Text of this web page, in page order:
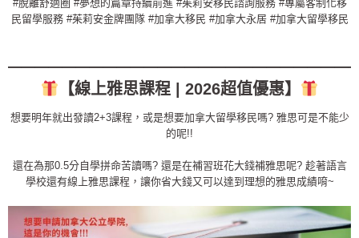
#脫離舒適圈 #夢想的篇章持續前進 #茱莉安移民諮詢服務 #專屬客制化移
民留學服務 #茱莉安金牌團隊 #加拿大移民 #加拿大永居 #加拿大留學移民
【線上雅思課程 | 2026超值優惠】
想要明年就出發讀2+3課程，或是想要加拿大留學移民嗎? 雅思可是不能少
的呢!!
還在為那0.5分自學拼命苦讀嗎? 還是在補習班花大錢補雅思呢? 趁著語言
學校還有線上雅思課程，讓你省大錢又可以達到理想的雅思成績唷~